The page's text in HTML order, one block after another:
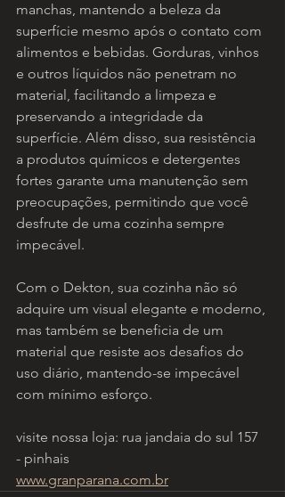
manchas, mantendo a beleza da
superfície mesmo após o contato com
alimentos e bebidas. Gorduras, vinhos
e outros líquidos não penetram no
material, facilitando a limpeza e
preservando a integridade da
superfície. Além disso, sua resistência
a produtos químicos e detergentes
fortes garante uma manutenção sem
preocupações, permitindo que você
desfrute de uma cozinha sempre
impecável.
Com o Dekton, sua cozinha não só
adquire um visual elegante e moderno,
mas também se beneficia de um
material que resiste aos desafios do
uso diário, mantendo-se impecável
com mínimo esforço.
visite nossa loja: rua jandaia do sul 157
- pinhais
www.granparana.com.br